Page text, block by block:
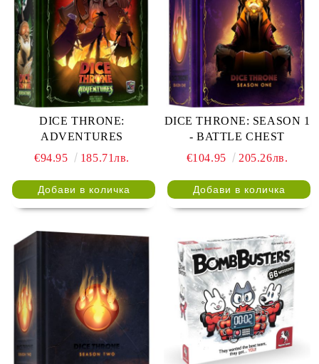
DICE THRONE:
ADVENTURES
€94.95
185.71лв.
DICE THRONE: SEASON 1
- BATTLE CHEST
€104.95
205.26лв.